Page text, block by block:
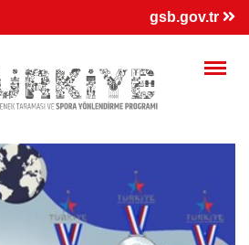
gsb.gov.tr×
Spor Bilgi
Sistemi
Kredi/Yurt
İşlemleri